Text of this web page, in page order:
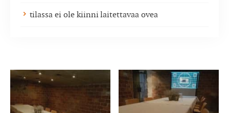
tilassa ei ole kiinni laitettavaa ovea